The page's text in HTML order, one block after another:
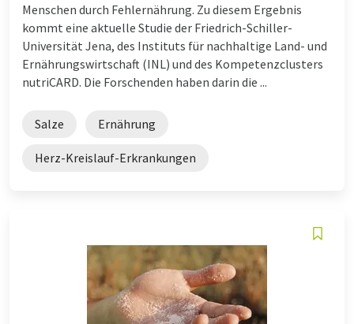
Menschen durch Fehlernährung. Zu diesem Ergebnis
kommt eine aktuelle Studie der Friedrich-Schiller-
Universität Jena, des Instituts für nachhaltige Land- und
Ernährungswirtschaft (INL) und des Kompetenzclusters
nutriCARD. Die Forschenden haben darin die ...
Salze Ernährung
Herz-Kreislauf-Erkrankungen